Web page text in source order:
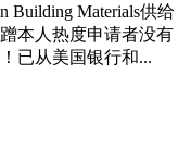
Building Materials供给
本人热度申请者没有
已从美国银行和...